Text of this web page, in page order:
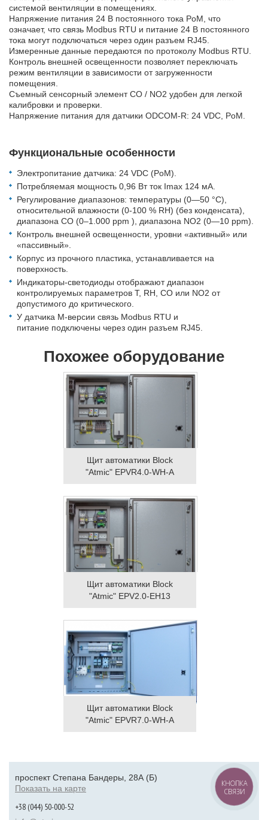
системой вентиляции в помещениях.
Напряжение питания 24 В постоянного тока PoM, что
означает, что связь Modbus RTU и питание 24 В постоянного
тока могут подключаться через один разъем RJ45.
Измеренные данные передаются по протоколу Modbus RTU.
Контроль внешней освещенности позволяет переключать
режим вентиляции в зависимости от загруженности
помещения.
Съемный сенсорный элемент CO / NO2 удобен для легкой
калибровки и проверки.
Напряжение питания для датчики ODCOM-R: 24 VDC, PoM.
Функциональные особенности
Электропитание датчика: 24 VDC (PoM).
Потребляемая мощность 0,96 Вт ток Imax 124 мA.
Регулирование диапазонов: температуры (0—50 °C),
относительной влажности (0-100 % RH) (без конденсата),
диапазона СО (0–1.000 ppm ), диапазона NO2 (0—10 ppm).
Контроль внешней освещенности, уровни «активный» или
«пассивный».
Корпус из прочного пластика, устанавливается на
поверхность.
Индикаторы-светодиоды отображают диапазон
контролируемых параметров T, RH, CO или NO2 от
допустимого до критического.
У датчика M-версии связь Modbus RTU и
питание подключены через один разъем RJ45.
Похожее оборудование
Щит автоматики Block
"Atmic" EPVR4.0-WH-A
Щит автоматики Block
"Atmic" EPV2.0-EH13
Щит автоматики Block
"Atmic" EPVR7.0-WH-A
проспект Степана Бандеры, 28А (Б)
Показать на карте
+38 (044) 50-000-52
КНОПКА
СВЯЗИ